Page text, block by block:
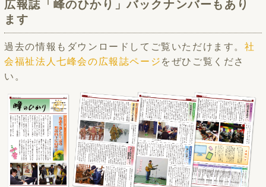
広報誌「峰のひかり」バックナンバーもあり
ます
過去の情報もダウンロードしてご覧いただけます。 社
会福祉法人七峰会の広報誌ページ をぜひご覧くださ
い。